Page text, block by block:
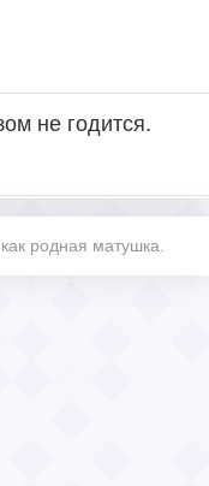
не годится.
родная матушка.